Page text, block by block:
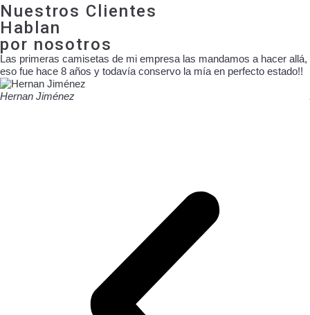
Nuestros Clientes
Hablan
por nosotros
Las primeras camisetas de mi empresa las mandamos a hacer allá,
eso fue hace 8 años y todavía conservo la mía en perfecto estado!!
Hernan Jiménez